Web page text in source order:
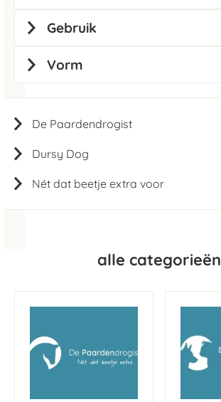
alle categorieën
De Paardendrogist
Dursy Dog
Nét dat beetje extra voor
Gebruik
Vorm